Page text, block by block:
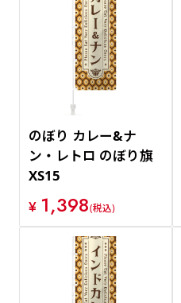
のぼり カレー&ナ
ン・レトロ のぼり旗
XS15
¥ 1,398(税込)